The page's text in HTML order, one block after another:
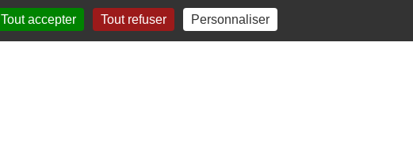
Tout accepter Tout refuser Personnaliser